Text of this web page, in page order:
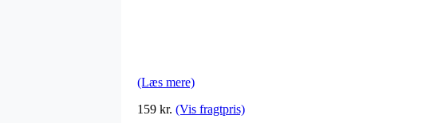
(Læs mere)
159 kr. (Vis fragtpris)